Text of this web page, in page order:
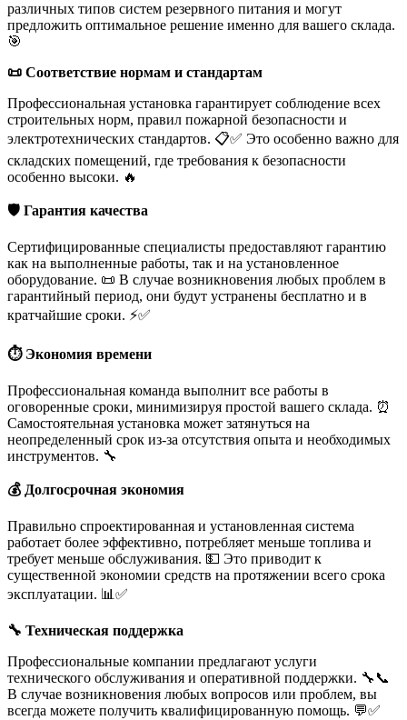
различных типов систем резервного питания и могут
предложить оптимальное решение именно для вашего склада.
🎯
📜 Соответствие нормам и стандартам
Профессиональная установка гарантирует соблюдение всех
строительных норм, правил пожарной безопасности и
электротехнических стандартов. 📋✅ Это особенно важно для
складских помещений, где требования к безопасности
особенно высоки. 🔥️
🛡️ Гарантия качества
Сертифицированные специалисты предоставляют гарантию
как на выполненные работы, так и на установленное
оборудование. 📜 В случае возникновения любых проблем в
гарантийный период, они будут устранены бесплатно и в
кратчайшие сроки. ⚡✅
⏱️ Экономия времени
Профессиональная команда выполнит все работы в
оговоренные сроки, минимизируя простой вашего склада. ⏰
Самостоятельная установка может затянуться на
неопределенный срок из-за отсутствия опыта и необходимых
инструментов. 🔧️
💰 Долгосрочная экономия
Правильно спроектированная и установленная система
работает более эффективно, потребляет меньше топлива и
требует меньше обслуживания. 💵 Это приводит к
существенной экономии средств на протяжении всего срока
эксплуатации. 📊✅
🔧 Техническая поддержка
Профессиональные компании предлагают услуги
технического обслуживания и оперативной поддержки. 🔧📞
В случае возникновения любых вопросов или проблем, вы
всегда можете получить квалифицированную помощь. 💬✅